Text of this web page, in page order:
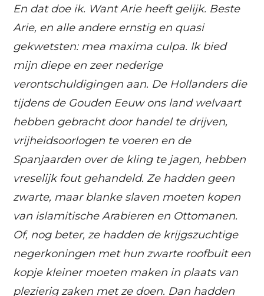
En dat doe ik. Want Arie heeft gelijk. Beste
Arie, en alle andere ernstig en quasi
gekwetsten: mea maxima culpa. Ik bied
mijn diepe en zeer nederige
verontschuldigingen aan. De Hollanders die
tijdens de Gouden Eeuw ons land welvaart
hebben gebracht door handel te drijven,
vrijheidsoorlogen te voeren en de
Spanjaarden over de kling te jagen, hebben
vreselijk fout gehandeld. Ze hadden geen
zwarte, maar blanke slaven moeten kopen
van islamitische Arabieren en Ottomanen.
Of, nog beter, ze hadden de krijgszuchtige
negerkoningen met hun zwarte roofbuit een
kopje kleiner moeten maken in plaats van
plezierig zaken met ze doen. Dan hadden